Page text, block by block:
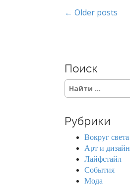
P
t
s
n
a
← Older posts
Поиск
S
e
c
Рубрики
Вокруг света
Арт и дизайн
Лайфстайл
События
Мода